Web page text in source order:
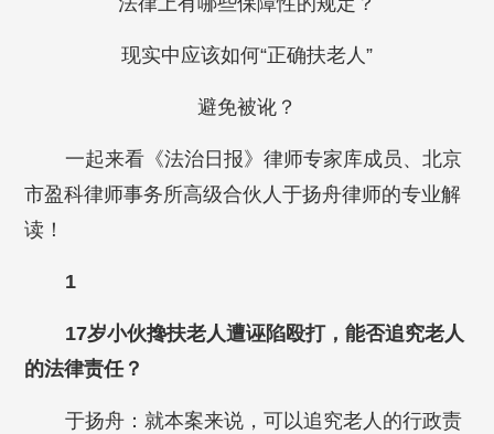
现实中应该如何“正确扶老人”
避免被讹？
一起来看《法治日报》律师专家库成员、北京
市盈科律师事务所高级合伙人于扬舟律师的专业解
读！
1
17岁小伙搀扶老人遭诬陷殴打，能否追究老人
的法律责任？
于扬舟：就本案来说，可以追究老人的行政责